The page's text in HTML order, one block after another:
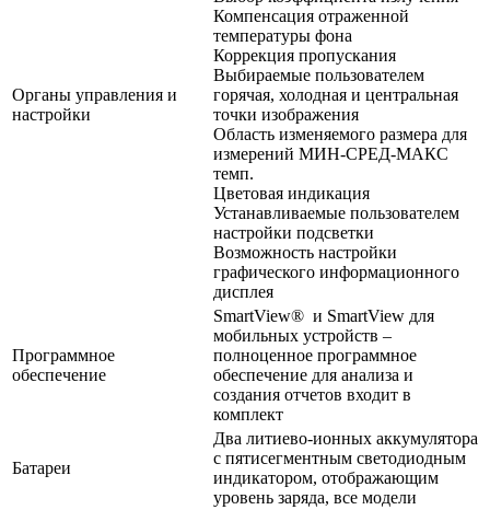
Органы управления и
настройки
Компенсация отраженной
температуры фона
Коррекция пропускания
Выбираемые пользователем
горячая, холодная и центральная
точки изображения
Область изменяемого размера для
измерений МИН-СРЕД-МАКС
темп.
Цветовая индикация
Устанавливаемые пользователем
настройки подсветки
Возможность настройки
графического информационного
дисплея
Программное
обеспечение
SmartView® и SmartView для
мобильных устройств –
полноценное программное
обеспечение для анализа и
создания отчетов входит в
комплект
Батареи
Два литиево-ионных аккумулятора
с пятисегментным светодиодным
индикатором, отображающим
уровень заряда, все модели